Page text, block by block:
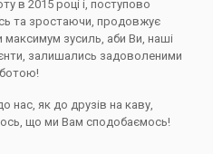
в 2015 році і, поступово
та зростаючи, продовжує
максимум зусиль, аби Ви, наші
залишались задоволеними
нас, як до друзів на каву,
що ми Вам сподобаємось!